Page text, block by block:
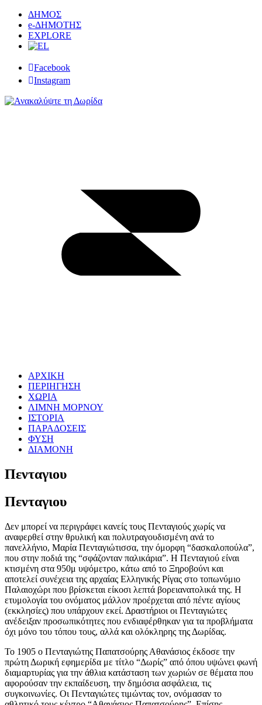
ΔΗΜΟΣ
e-ΔΗΜΟΤΗΣ
EXPLORE
Facebook
Instagram
ΑΡΧΙΚΗ
ΠΕΡΙΗΓΗΣΗ
ΧΩΡΙΑ
ΛΙΜΝΗ ΜΟΡΝΟΥ
ΙΣΤΟΡΙΑ
ΠΑΡΑΔΟΣΕΙΣ
ΦΥΣΗ
ΔΙΑΜΟΝΗ
Πενταγιου
Πενταγιου
Δεν μπορεί να περιγράφει κανείς τους Πενταγιούς χωρίς να
αναφερθεί στην θρυλική και πολυτραγουδισμένη ανά το
πανελλήνιο, Μαρία Πενταγιώτισσα, την όμορφη “δασκαλοπούλα”,
που στην ποδιά της “σφάζονταν παλικάρια”. Η Πενταγιού είναι
κτισμένη στα 950μ υψόμετρο, κάτω από το Ξηροβούνι και
αποτελεί συνέχεια της αρχαίας Ελληνικής Ρίγας στο τοπωνύμιο
Παλαιοχώρι που βρίσκεται είκοσι λεπτά βορειανατολικά της. Η
ετυμολογία του ονόματος μάλλον προέρχεται από πέντε αγίους
(εκκλησίες) που υπάρχουν εκεί. Δραστήριοι οι Πενταγιώτες
ανέδειξαν προσωπικότητες που ενδιαφέρθηκαν για τα προβλήματα
όχι μόνο του τόπου τους, αλλά και ολόκληρης της Δωρίδας.
Το 1905 ο Πενταγιώτης Παπατσούρης Αθανάσιος έκδοσε την
πρώτη Δωρική εφημερίδα με τίτλο “Δωρίς” από όπου υψώνει φωνή
διαμαρτυρίας για την άθλια κατάσταση των χωριών σε θέματα που
αφορούσαν την εκπαίδευση, την δημόσια ασφάλεια, τις
συγκοινωνίες. Οι Πενταγιώτες τιμώντας τον, ονόμασαν το